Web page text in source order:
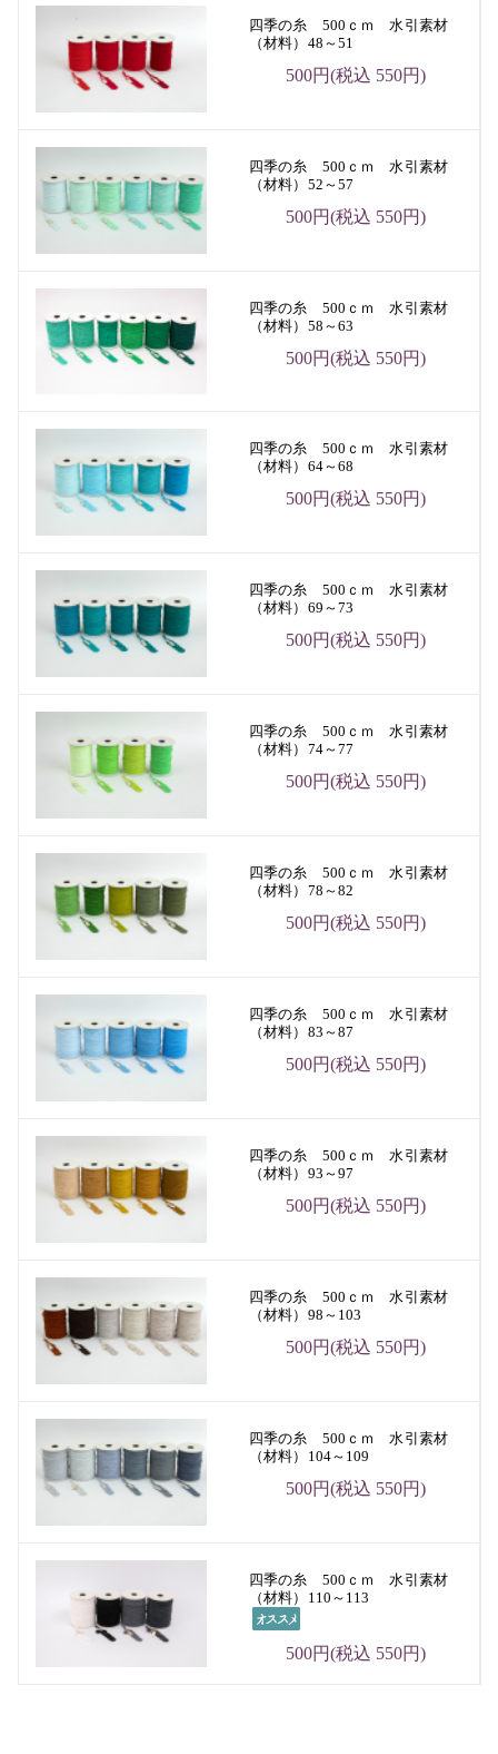
四季の糸 500ｃｍ 水引素材
（材料）48～51
500円(税込 550円)
四季の糸 500ｃｍ 水引素材
（材料）52～57
500円(税込 550円)
四季の糸 500ｃｍ 水引素材
（材料）58～63
500円(税込 550円)
四季の糸 500ｃｍ 水引素材
（材料）64～68
500円(税込 550円)
四季の糸 500ｃｍ 水引素材
（材料）69～73
500円(税込 550円)
四季の糸 500ｃｍ 水引素材
（材料）74～77
500円(税込 550円)
四季の糸 500ｃｍ 水引素材
（材料）78～82
500円(税込 550円)
四季の糸 500ｃｍ 水引素材
（材料）83～87
500円(税込 550円)
四季の糸 500ｃｍ 水引素材
（材料）93～97
500円(税込 550円)
四季の糸 500ｃｍ 水引素材
（材料）98～103
500円(税込 550円)
四季の糸 500ｃｍ 水引素材
（材料）104～109
500円(税込 550円)
四季の糸 500ｃｍ 水引素材
（材料）110～113
500円(税込 550円)